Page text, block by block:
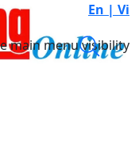
En | Vi
main menu visibility